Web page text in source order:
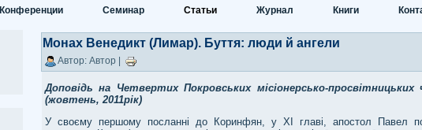
Конференции Семинар Статьи Журнал Книги
Монах Венедикт (Лимар). Буття: люди й ангели
Автор: Автор |
Доповідь на Четвертих Покровських місіонерсько-просвітницьких
(жовтень, 2011рік)
У своєму першому посланні до Коринфян, у ХІ главі, апостол Павел